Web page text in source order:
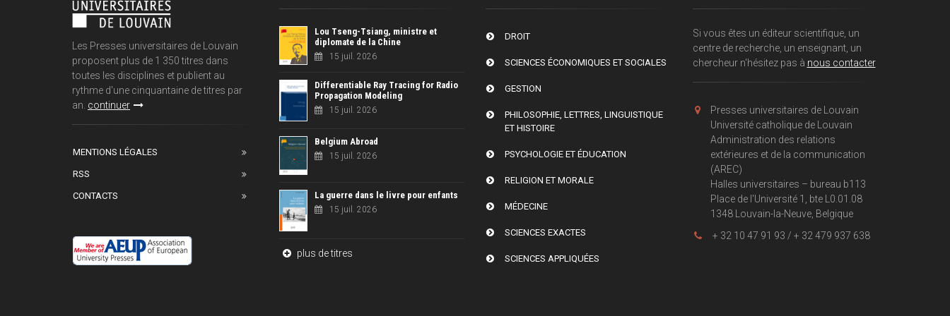
Les Presses universitaires de Louvain
proposent plus de 1 350 titres dans
toutes les disciplines et publient au
rythme d'une cinquantaine de titres par
an. continuer
MENTIONS LÉGALES
RSS
CONTACTS
Lou Tseng-Tsiang, ministre et
diplomate de la Chine
15 juil. 2026
Differentiable Ray Tracing for Radio
Propagation Modeling
15 juil. 2026
Belgium Abroad
15 juil. 2026
La guerre dans le livre pour enfants
15 juil. 2026
plus de titres
DROIT
SCIENCES ÉCONOMIQUES ET SOCIALES
GESTION
PHILOSOPHIE, LETTRES, LINGUISTIQUE
ET HISTOIRE
PSYCHOLOGIE ET ÉDUCATION
RELIGION ET MORALE
MÉDECINE
SCIENCES EXACTES
SCIENCES APPLIQUÉES
Si vous êtes un éditeur scientifique, un
centre de recherche, un enseignant, un
chercheur n'hésitez pas à nous contacter
Presses universitaires de Louvain
Université catholique de Louvain
Administration des relations
extérieures et de la communication
(AREC)
Halles universitaires – bureau b113
Place de l'Université 1, bte L0.01.08
1348 Louvain-la-Neuve, Belgique
+ 32 10 47 91 93 / + 32 479 937 638